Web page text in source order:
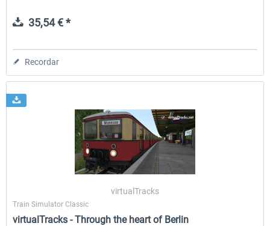
35,54 € *
Recordar
virtualTracks
Train Simulator Classic
virtualTracks - Through the heart of Berlin